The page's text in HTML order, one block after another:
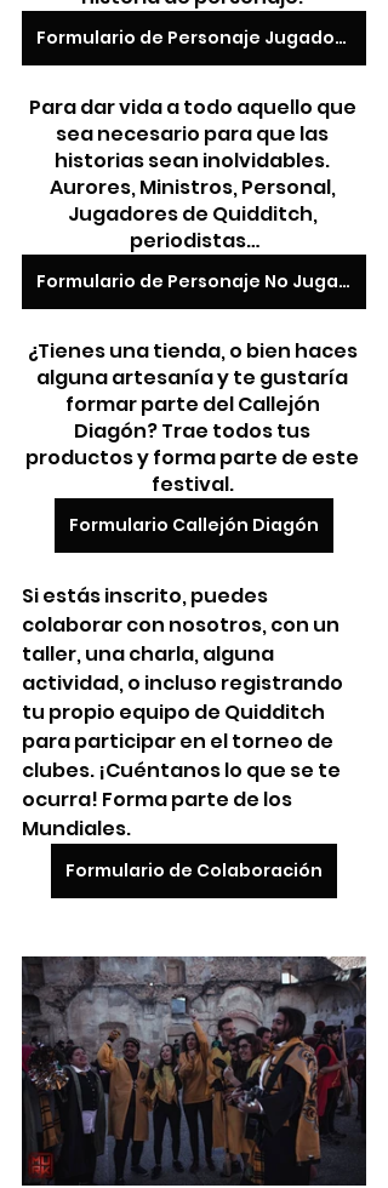
Formulario de Personaje Jugador/a
Para dar vida a todo aquello que
sea necesario para que las
historias sean inolvidables.
Aurores, Ministros, Personal,
Jugadores de Quidditch,
periodistas…
Formulario de Personaje No Jugador/a
¿Tienes una tienda, o bien haces
alguna artesanía y te gustaría
formar parte del Callejón
Diagón? Trae todos tus
productos y forma parte de este
festival.
Formulario Callejón Diagón
Si estás inscrito, puedes
colaborar con nosotros, con un
taller, una charla, alguna
actividad, o incluso registrando
tu propio equipo de Quidditch
para participar en el torneo de
clubes. ¡Cuéntanos lo que se te
ocurra! Forma parte de los
Mundiales.
Formulario de Colaboración